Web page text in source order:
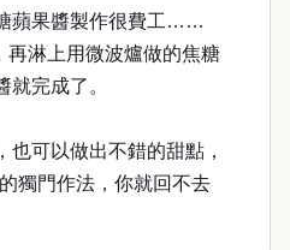
蘋果醬製作很費工……
淋上用微波爐做的焦糖
完成了。
可以做出不錯的甜點，
獨門作法，你就回不去